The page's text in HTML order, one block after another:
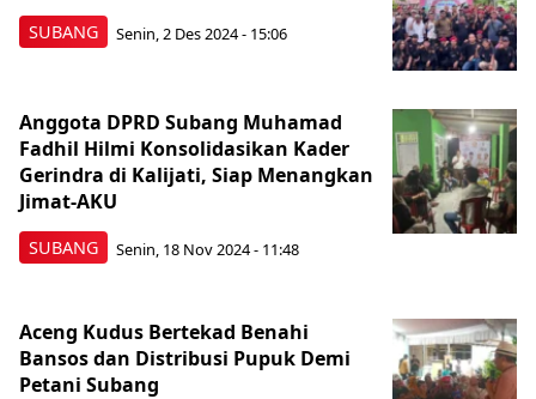
SUBANG Senin, 2 Des 2024 - 15:06
SUBANG
Anggota DPRD Subang Muhamad
Fadhil Hilmi Konsolidasikan Kader
Gerindra di Kalijati, Siap Menangkan
Jimat-AKU
Senin, 18 Nov 2024 - 11:48
Aceng Kudus Bertekad Benahi
Bansos dan Distribusi Pupuk Demi
Petani Subang